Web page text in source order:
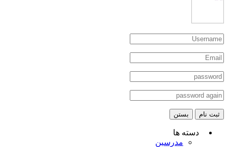
ثبت نام بستن
دسته ها
مدرسین